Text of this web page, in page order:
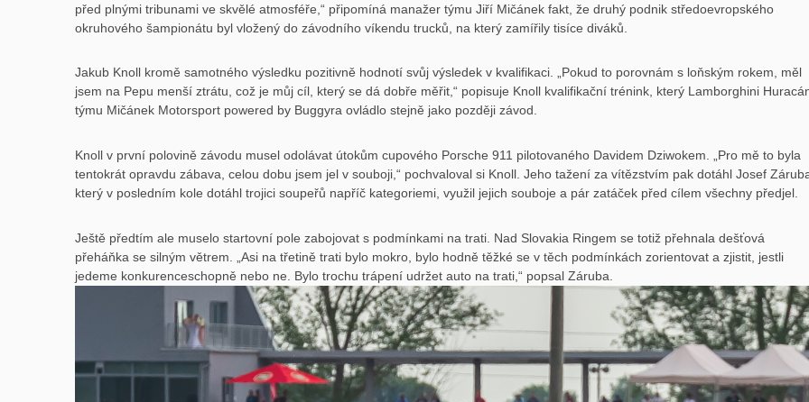
před plnými tribunami ve skvělé atmosféře,“ připomíná manažer týmu Jiří Mičánek fakt, že druhý podnik středoevropského
okruhového šampionátu byl vložený do závodního víkendu trucků, na který zamířily tisíce diváků.
Jakub Knoll kromě samotného výsledku pozitivně hodnotí svůj výsledek v kvalifikaci. „Pokud to porovnám s loňským rokem, měl
jsem na Pepu menší ztrátu, což je můj cíl, který se dá dobře měřit,“ popisuje Knoll kvalifikační trénink, který Lamborghini
týmu Mičánek Motorsport powered by Buggyra ovládlo stejně jako později závod.
Knoll v první polovině závodu musel odolávat útokům cupového Porsche 911 pilotovaného Davidem Dziwokem. „Pro mě to byla
tentokrát opravdu zábava, celou dobu jsem jel v souboji,“ pochvaloval si Knoll. Jeho tažení za vítězstvím pak dotáhl Josef
který v posledním kole dotáhl trojici soupeřů napříč kategoriemi, využil jejich souboje a pár zatáček před cílem všechny předjel.
Ještě předtím ale muselo startovní pole zabojovat s podmínkami na trati. Nad Slovakia Ringem se totiž přehnala dešťová
přeháňka se silným větrem. „Asi na třetině trati bylo mokro, bylo hodně těžké se v těch podmínkách zorientovat a zjistit, jestli
jedeme konkurenceschopně nebo ne. Bylo trochu trápení udržet auto na trati,“ popsal Záruba.